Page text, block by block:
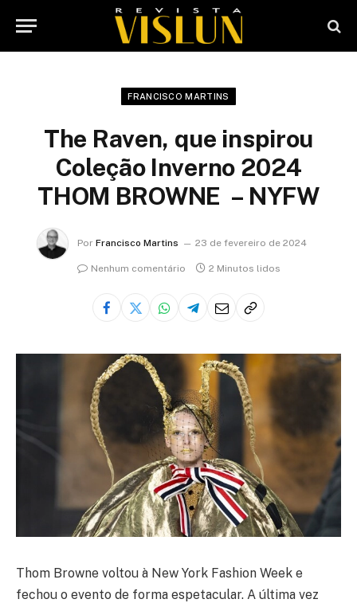
FRANCISCO MARTINS
The Raven, que inspirou
Coleção Inverno 2024
THOM BROWNE – NYFW
Por Francisco Martins 23 de fevereiro de 2024
Nenhum comentário 2 Minutos lidos
Thom Browne voltou à New York Fashion Week e
fechou o evento de forma espetacular. A última vez